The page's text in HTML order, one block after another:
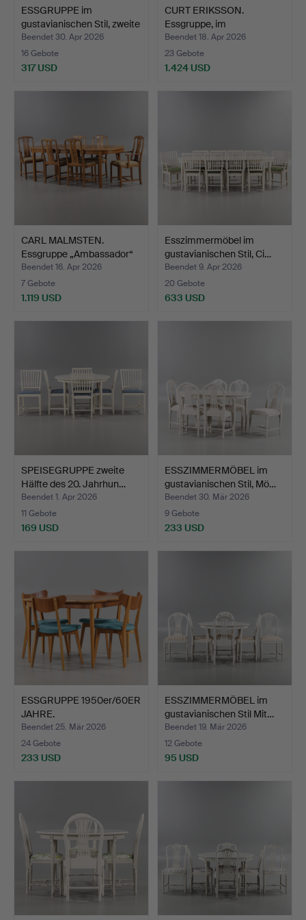
ESSGRUPPE im
gustavianischen Stil, zweite
…
Beendet 30. Apr 2026
16 Gebote
317 USD
CURT ERIKSSON.
Essgruppe, im
gustavianisch…
Beendet 18. Apr 2026
23 Gebote
1.424 USD
CARL MALMSTEN.
Essgruppe „Ambassador“
Waln…
Beendet 16. Apr 2026
7 Gebote
1.119 USD
Esszimmermöbel im
gustavianischen Stil, Ci…
Beendet 9. Apr 2026
20 Gebote
633 USD
SPEISEGRUPPE zweite
Hälfte des 20. Jahrhun…
Beendet 1. Apr 2026
11 Gebote
169 USD
ESSZIMMERMÖBEL im
gustavianischen Stil, Mö…
Beendet 30. Mär 2026
9 Gebote
233 USD
ESSGRUPPE 1950er/60ER
JAHRE.
Beendet 25. Mär 2026
24 Gebote
233 USD
ESSZIMMERMÖBEL im
gustavianischen Stil Mit…
Beendet 19. Mär 2026
12 Gebote
95 USD